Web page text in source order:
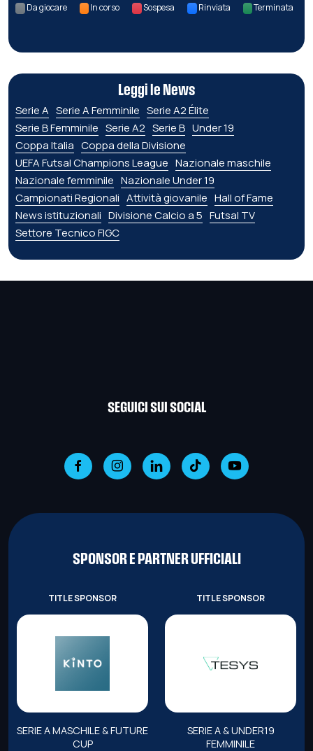
Da giocare In corso Sospesa Rinviata Terminata
Leggi le News
Serie A Serie A Femminile Serie A2 Élite
Serie B Femminile Serie A2 Serie B Under 19
Coppa Italia Coppa della Divisione
UEFA Futsal Champions League Nazionale maschile
Nazionale femminile Nazionale Under 19
Campionati Regionali Attività giovanile Hall of Fame
News istituzionali Divisione Calcio a 5 Futsal TV
Settore Tecnico FIGC
SEGUICI SUI SOCIAL
SPONSOR E PARTNER UFFICIALI
TITLE SPONSOR
SERIE A MASCHILE & FUTURE
CUP
TITLE SPONSOR
SERIE A & UNDER19
FEMMINILE